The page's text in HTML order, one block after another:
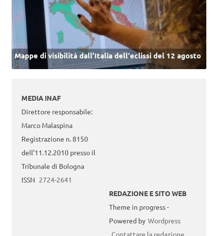
Mappe di visibilità dall’Italia dell'eclissi del 12 agosto
MEDIA INAF
Direttore responsabile:
Marco Malaspina
Registrazione n. 8150
dell’11.12.2010 presso il
Tribunale di Bologna
ISSN 2724-2641
REDAZIONE E SITO WEB
Theme in progress -
Powered by Wordpress
Contattare la redazione